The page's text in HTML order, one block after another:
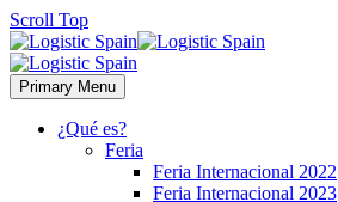
Scroll Top
Primary Menu
¿Qué es?
Feria
Feria Internacional 2022
Feria Internacional 2023